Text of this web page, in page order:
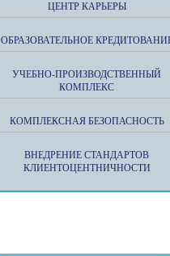
ЦЕНТР КАРЬЕРЫ
ОБРАЗОВАТЕЛЬНОЕ
УЧЕБНО-ПРОИЗВОДСТВЕННЫЙ
КОМПЛЕКС
КОМПЛЕКСНАЯ БЕЗОПАСНОСТЬ
ВНЕДРЕНИЕ СТАНДАРТОВ
КЛИЕНТОЦЕНТНИЧНОСТИ